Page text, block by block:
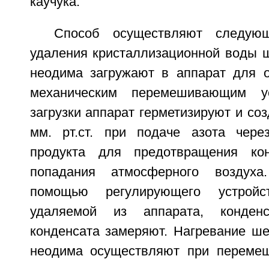
Способ осуществляют
удаления кристаллизационной воды
неодима загружают в аппарат для
механическим перемешивающим
загрузки аппарат герметизируют и
мм. рт.ст. при подаче азота
продукта для предотвращения
попадания атмосферного
помощью регулирующего
удаляемой из аппарата,
конденсата замеряют. Нагревание
неодима осуществляют при